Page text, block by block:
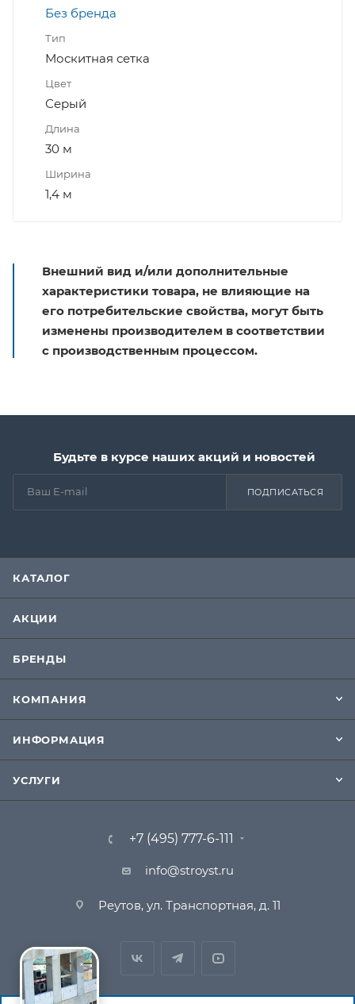
Без бренда
Тип
Москитная сетка
Цвет
Серый
Длина
30 м
Ширина
1,4 м
Внешний вид и/или дополнительные
характеристики товара, не влияющие на
его потребительские свойства, могут быть
изменены производителем в соответствии
с производственным процессом.
Будьте в курсе наших акций и новостей
ПОДПИСАТЬСЯ
КАТАЛОГ
АКЦИИ
БРЕНДЫ
КОМПАНИЯ
ИНФОРМАЦИЯ
УСЛУГИ
+7 (495) 777-6-111
info@stroyst.ru
Реутов, ул. Транспортная, д. 11